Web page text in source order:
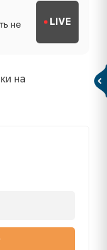
не
LIVE
на